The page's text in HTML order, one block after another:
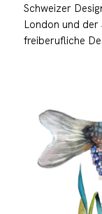
Schweizer
London und der
freiberufliche